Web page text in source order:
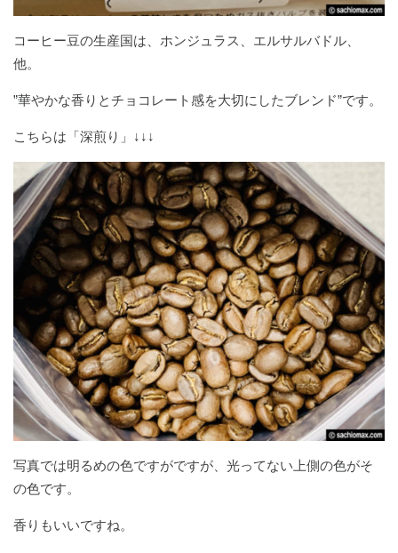
コーヒー豆の生産国は、ホンジュラス、エルサルバドル、
他。
”華やかな香りとチョコレート感を大切にしたブレンド”です。
こちらは「深煎り」↓↓↓
写真では明るめの色ですがですが、光ってない上側の色がそ
の色です。
香りもいいですね。